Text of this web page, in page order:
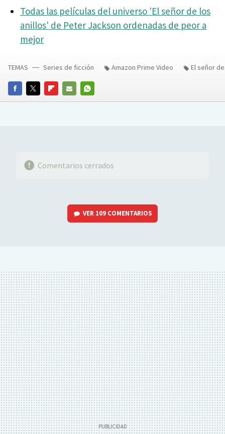
Todas las películas del universo 'El señor de los
anillos' de Peter Jackson ordenadas de peor a
mejor
FACEBOOKTWITTERFLIPBOARD
E-
WHATSAPP
TEMAS Series de ficción Amazon Prime Video El señor
Comentarios cerrados
VER 109 COMENTARIOS